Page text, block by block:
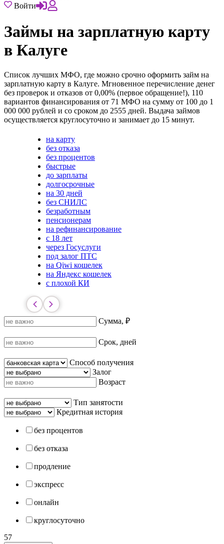
Войти
Займы на зарплатную карту
в Калуге
Список лучших МФО, где можно срочно оформить займ на
зарплатную карту в Калуге. Мгновенное перечисление денег
без проверок и отказов от 0,00% (первое обращение!), 110
вариантов финансирования от 71 МФО на сумму от 100 до 1
000 000 рублей и со сроком до 2555 дней. Выдача займов
осуществляется круглосуточно и занимает до 15 минут.
на карту
без отказа
без процентов
быстрые
до зарплаты
долгосрочные
на 30 дней
без СНИЛС
безработным
пенсионерам
на рефинансирование
с 18 лет
через Госуслуги
под залог ПТС
на Qiwi кошелек
на Яндекс кошелек
с плохой КИ
Сумма, ₽
Срок, дней
Способ получения
Залог
Возраст
Тип занятости
Кредитная история
без процентов
без отказа
продление
экспресс
онлайн
круглосуточно
57